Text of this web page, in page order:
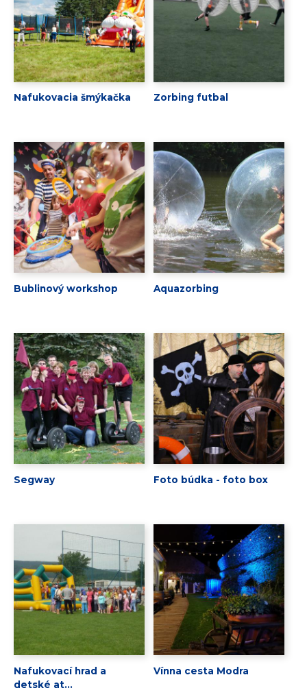
Nafukovacia šmýkačka Zorbing futbal
Bublinový workshop Aquazorbing
Segway Foto búdka - foto box
Nafukovací hrad a
detské at...
Vínna cesta Modra